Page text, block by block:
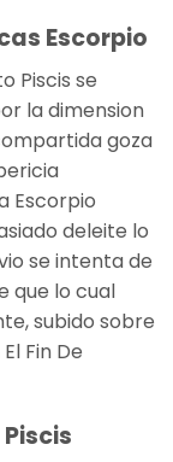
Escorpio
Piscis se
la dimension
goza
Escorpio
deleite lo
se intenta de
que lo cual
subido sobre
Fin De